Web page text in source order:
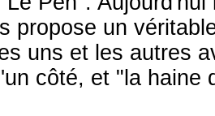
propose un
uns et les autres
côté, et "la haine